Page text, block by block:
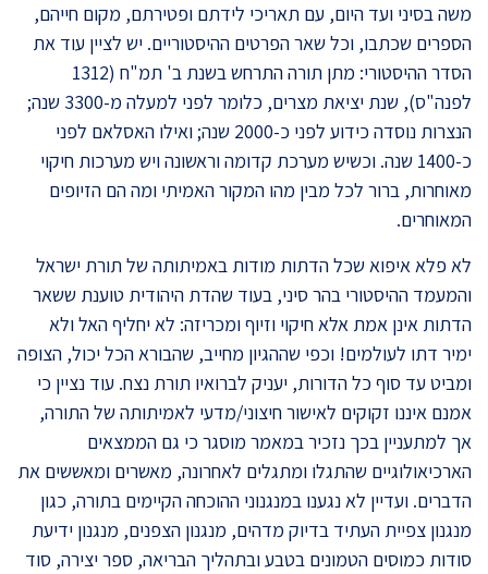
משה בסיני ועד היום, עם תאריכי לידתם ופטירתם, מקום חייהם,
הספרים שכתבו, וכל שאר הפרטים ההיסטוריים. יש לציין עוד את
הסדר ההיסטורי: מתן תורה התרחש בשנת ב' תמ"ח (1312
לפנה"ס), שנת יציאת מצרים, כלומר לפני למעלה מ-3300 שנה;
הנצרות נוסדה כידוע לפני כ-2000 שנה; ואילו האסלאם לפני
כ-1400 שנה. וכשיש מערכת קדומה וראשונה ויש מערכות חיקוי
מאוחרות, ברור לכל מבין מהו המקור האמיתי ומה הם הזיופים
המאוחרים.
לא פלא איפוא שכל הדתות מודות באמיתותה של תורת ישראל
והמעמד ההיסטורי בהר סיני, בעוד שהדת היהודית טוענת ששאר
הדתות אינן אמת אלא חיקוי וזיוף ומכריזה: לא יחליף האל ולא
ימיר דתו לעולמים! וכפי שההגיון מחייב, שהבורא הכל יכול, הצופה
ומביט עד סוף כל הדורות, יעניק לברואיו תורת נצח. עוד נציין כי
אמנם איננו זקוקים לאישור חיצוני/מדעי לאמיתותה של התורה,
אך למתעניין בכך נזכיר במאמר מוסגר כי גם הממצאים
הארכיאולוגיים שהתגלו ומתגלים לאחרונה, מאשרים ומאששים את
הדברים. ועדיין לא נגענו במנגנוני ההוכחה הקיימים בתורה, כגון
מנגנון צפיית העתיד בדיוק מדהים, מנגנון הצפנים, מנגנון ידיעת
סודות כמוסים הטמונים בטבע ובתהליך הבריאה, ספר יצירה, סוד